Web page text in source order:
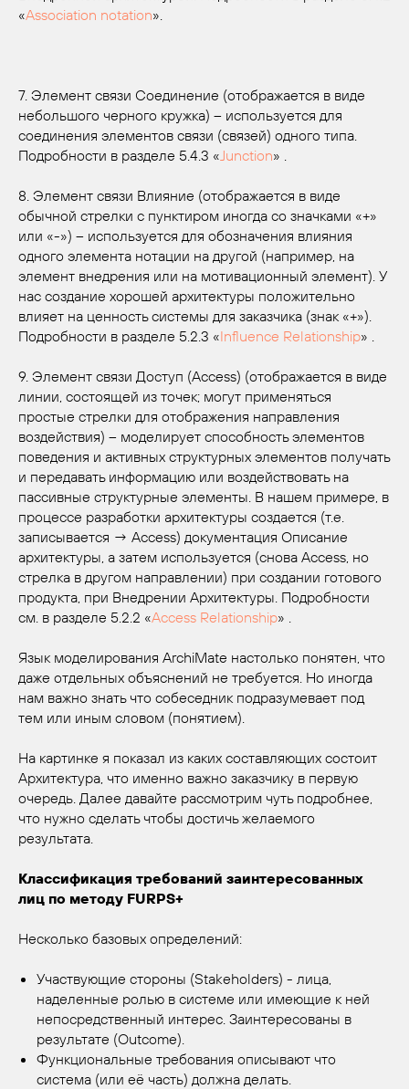
«Association notation».
7. Элемент связи Соединение (отображается в виде
небольшого черного кружка) – используется для
соединения элементов связи (связей) одного типа.
Подробности в разделе 5.4.3 «Junction» .
8. Элемент связи Влияние (отображается в виде
обычной стрелки с пунктиром иногда со значками «+»
или «-») – используется для обозначения влияния
одного элемента нотации на другой (например, на
элемент внедрения или на мотивационный элемент). У
нас создание хорошей архитектуры положительно
влияет на ценность системы для заказчика (знак «+»).
Подробности в разделе 5.2.3 «Influence Relationship» .
9. Элемент связи Доступ (Access) (отображается в виде
линии, состоящей из точек; могут применяться
простые стрелки для отображения направления
воздействия) – моделирует способность элементов
поведения и активных структурных элементов получать
и передавать информацию или воздействовать на
пассивные структурные элементы. В нашем примере, в
процессе разработки архитектуры создается (т.е.
записывается → Access) документация Описание
архитектуры, а затем используется (снова Access, но
стрелка в другом направлении) при создании готового
продукта, при Внедрении Архитектуры. Подробности
см. в разделе 5.2.2 «Access Relationship» .
Язык моделирования ArchiMate настолько понятен, что
даже отдельных объяснений не требуется. Но иногда
нам важно знать что собеседник подразумевает под
тем или иным словом (понятием).
На картинке я показал из каких составляющих состоит
Архитектура, что именно важно заказчику в первую
очередь. Далее давайте рассмотрим чуть подробнее,
что нужно сделать чтобы достичь желаемого
результата.
Классификация требований заинтересованных
лиц по методу FURPS+
Несколько базовых определений:
Участвующие стороны (Stakeholders) - лица,
наделенные ролью в системе или имеющие к ней
непосредственный интерес. Заинтересованы в
результате (Outcome).
Функциональные требования описывают что
система (или её часть) должна делать.